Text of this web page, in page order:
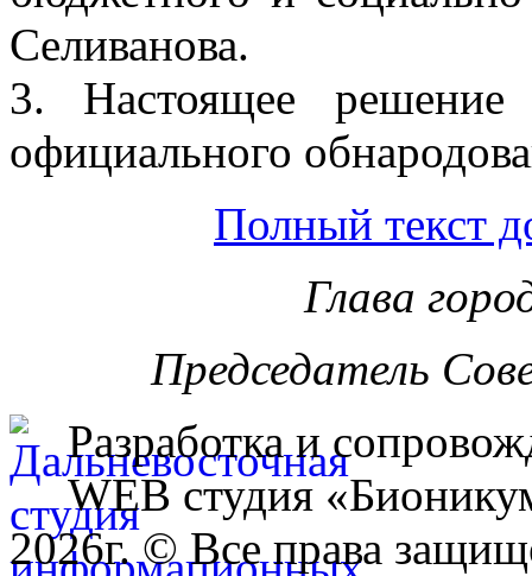
Селиванова.
3. Настоящее
официального
Полный текст
Глава
Председатель
Разработка и
WEB студия
2026г. © Все права